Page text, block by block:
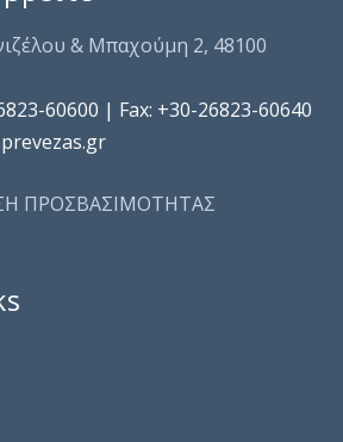
& Μπαχούμη 2, 48100
60600 | Fax: +30-26823-60640
ΠΡΟΣΒΑΣΙΜΟΤΗΤΑΣ